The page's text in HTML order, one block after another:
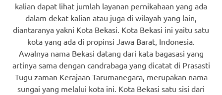
kalian dapat lihat jumlah layanan pernikahaan yang ada
dalam dekat kalian atau juga di wilayah yang lain,
diantaranya yakni Kota Bekasi. Kota Bekasi ini yaitu satu
kota yang ada di propinsi Jawa Barat, Indonesia.
Awalnya nama Bekasi datang dari kata bagasasi yang
artinya sama dengan candrabaga yang dicatat di Prasasti
Tugu zaman Kerajaan Tarumanegara, merupakan nama
sungai yang melalui kota ini. Kota Bekasi satu sisi dari